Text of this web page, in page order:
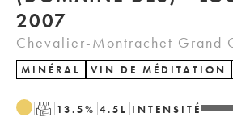
2007
Chevalier-Montrachet Grand
MINÉRAL VIN DE MÉDITATION
T 13.5% 4.5 L INTENSITÉ